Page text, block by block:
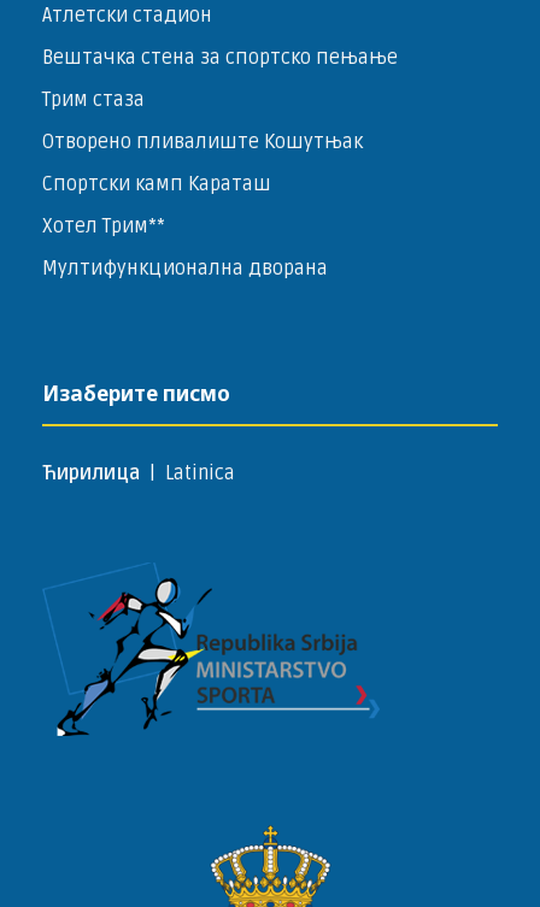
Атлетски стадион
Вештачка стена за спортско пењање
Трим стаза
Отворено пливалиште Кошутњак
Спортски камп Караташ
Хотел Трим**
Мултифункционална дворана
Изаберите писмо
Ћирилица Latinica